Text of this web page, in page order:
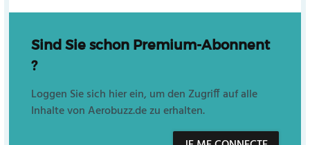
Sind Sie schon Premium-Abonnent
?
Loggen Sie sich hier ein, um den Zugriff auf alle
Inhalte von Aerobuzz.de zu erhalten.